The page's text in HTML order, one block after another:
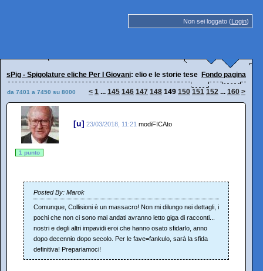
Non sei loggato (Login)
sPig - Spigolature eliche Per I Giovani: elio e le storie tese Fondo pagina
da 7401 a 7450 su 8000 < 1 ... 145 146 147 148 149 150 151 152 ... 160 >
[u] 23/03/2018, 11:21 modiFICAto
1 punto
Posted By: Marok
Comunque, Collisioni è un massacro! Non mi dilungo nei dettagli, i
pochi che non ci sono mai andati avranno letto giga di racconti...
nostri e degli altri impavidi eroi che hanno osato sfidarlo, anno
dopo decennio dopo secolo. Per le fave=fankulo, sarà la sfida
definitiva! Prepariamoci!